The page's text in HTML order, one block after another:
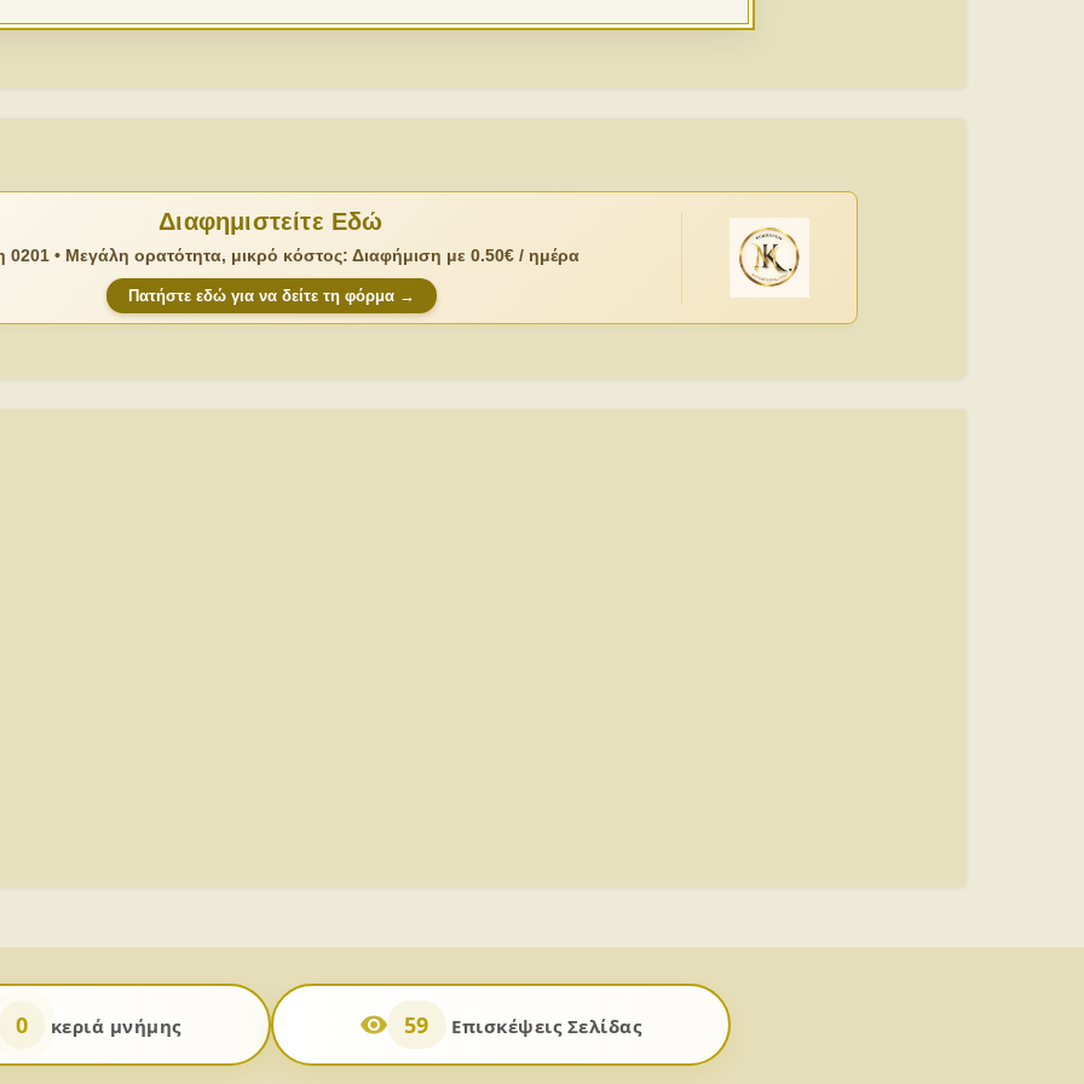
Διαφημιστείτε Εδώ
0201 • Μεγάλη ορατότητα, μικρό κόστος: Διαφήμιση με 0.50€ / ημέρα
Πατήστε εδώ για να δείτε τη φόρμα →
0 κεριά μνήμης 59 Επισκέψεις Σελίδας